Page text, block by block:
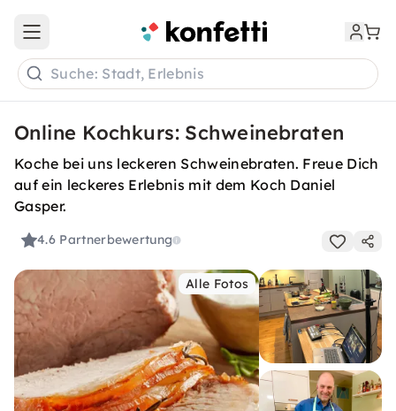
Open main menu
Suche: Stadt, Erlebnis
Online Kochkurs: Schweinebraten
Koche bei uns leckeren Schweinebraten. Freue Dich
auf ein leckeres Erlebnis mit dem Koch Daniel
Gasper.
4.6 Partnerbewertung
Alle Fotos